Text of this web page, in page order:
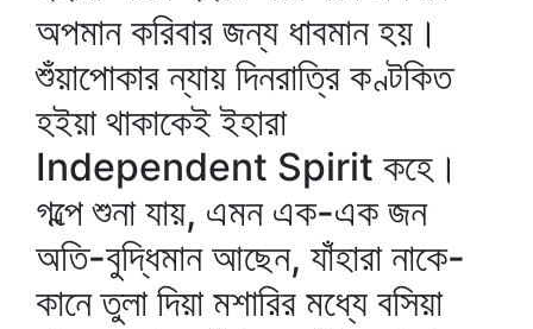
অপমান করিবার জন্য ধাবমান হয়।
শুঁয়াপোকার ন্যায় দিনরাত্রি কণ্টকিত
হইয়া থাকাকেই ইহারা
Independent Spirit কহে।
গল্পে শুনা যায়, এমন এক-এক জন
অতি-বুদ্ধিমান আছেন, যাঁহারা নাকে-
কানে তুলা দিয়া মশারির মধ্যে বসিয়া